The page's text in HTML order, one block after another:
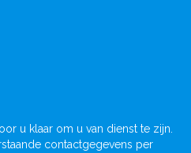
u klaar om u van dienst te zijn.
contactgegevens per